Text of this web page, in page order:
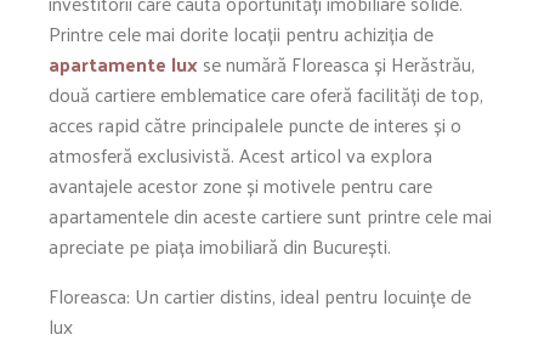
Printre cele mai dorite locații pentru achiziția de
apartamente luxse numără Floreasca și Herăstrău,
două cartiere emblematice care oferă facilități de top,
acces rapid către principalele puncte de interes și o
atmosferă exclusivistă. Acest articol va explora
avantajele acestor zone și motivele pentru care
apartamentele din aceste cartiere sunt printre cele mai
apreciate pe piața imobiliară din București.
Floreasca: Un cartier distins, ideal pentru locuințe de
lux